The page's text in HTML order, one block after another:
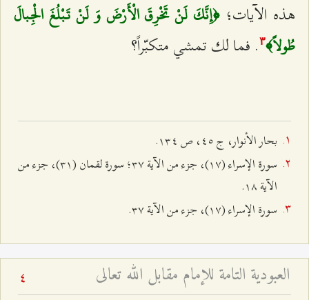
هذه الآيات؛﴿إِنَّكَ لَنْ تَخْرِقَ الْأَرْضَ وَ لَنْ تَبْلُغَ الْجِبالَ
طُولاً﴾٣. فما لك تمشي متكبّراً؟
بحار الأنوار، ج ٤٥، ص ۱٣٤.
سورة الإسراء (۱۷)، جزء من الآية ٣۷؛ سورة لقمان (٣۱)، جزء من
الآية ۱۸.
سورة الإسراء (۱۷)، جزء من الآية ٣۷.
العبودية التامة للإمام مقابل الله تعالى 4